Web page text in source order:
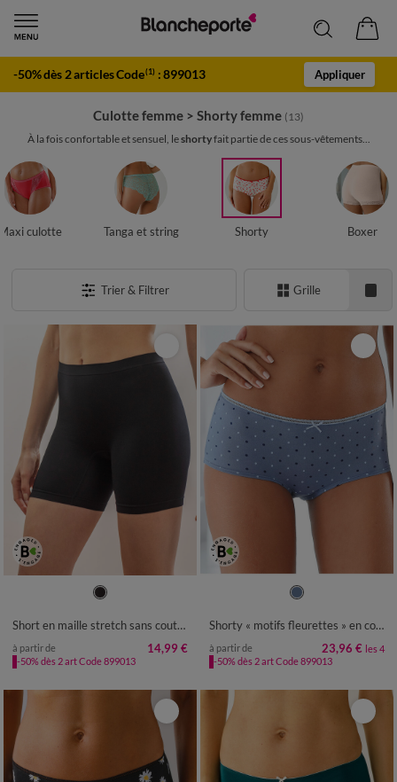
-50% dès 2 articles Code(1) :899013 Appliquer
Culotte femme > Shorty femme (13)
À la fois confortable et sensuel, leshortyfait partie de ces sous-vêtements...
culotte Tanga et string Shorty Boxer
Trier & Filtrer Grille
38/40 42/44
Short en maille stretch sans coutures
à partir de 14,99 €
-50% dès 2 art Code 899013
38/40 42/44
Shorty « motifs fleurettes » en coton - Lot de 4 assortis
à partir de 23,96 € les 4
-50% dès 2 art Code 899013